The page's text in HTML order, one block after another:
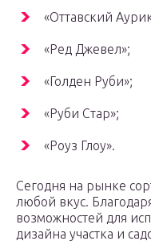
«Оттавский
«Ред Джевел»;
«Голден Руби»;
«Руби Стар»;
«Роуз Глоу».
Сегодня на рынке
любой вкус.
возможностей для
дизайна участка и